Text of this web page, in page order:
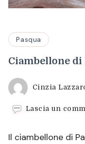
Pasqua
Ciambellone di
Cinzia
Lascia un
Il ciambellone di